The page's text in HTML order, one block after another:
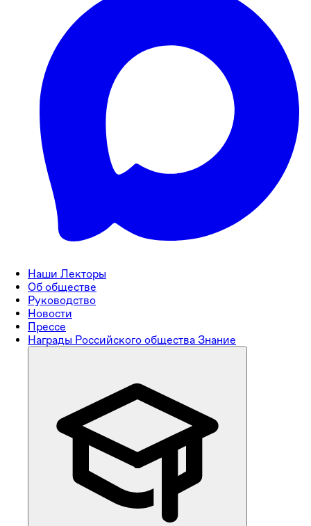
Наши Лекторы
Об обществе
Руководство
Новости
Прессе
Награды Российского общества Знание